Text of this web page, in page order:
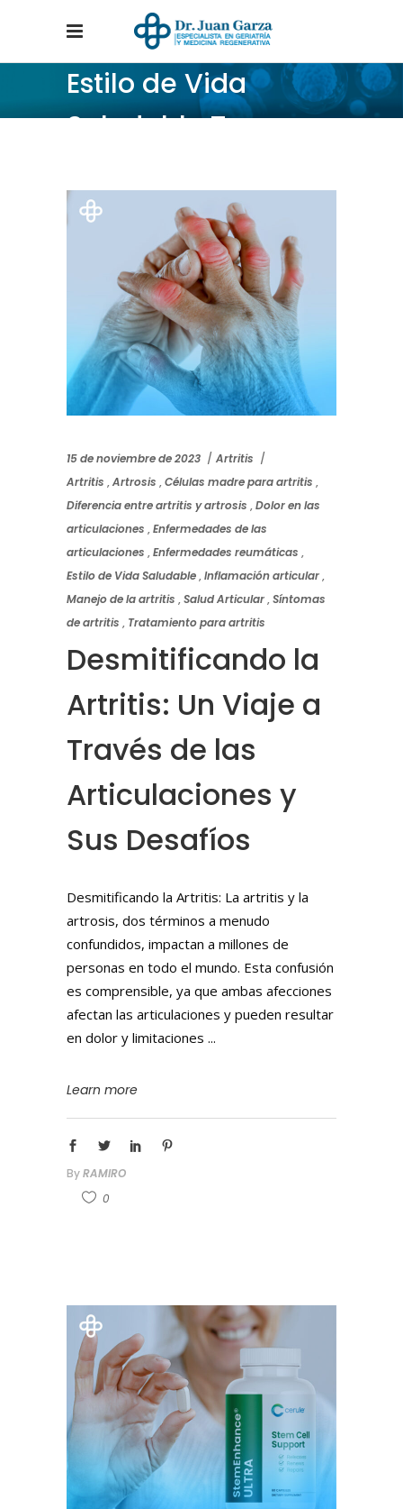
Estilo de Vida
Saludable Tag
15 de noviembre de 2023
Artritis
Artritis ,Artrosis ,Células madre para artritis ,
Diferencia entre artritis y artrosis ,Dolor en las
articulaciones ,Enfermedades de las
articulaciones ,Enfermedades reumáticas ,
Estilo de Vida Saludable,Inflamación articular,
Manejo de la artritis ,Salud Articular,Síntomas
de artritis , Tratamiento para artritis
Desmitificando la
Artritis: Un Viaje a
Través de las
Articulaciones y
Sus Desafíos
Desmitificando la Artritis: La artritis y la
artrosis, dos términos a menudo
confundidos, impactan a millones de
personas en todo el mundo. Esta confusión
es comprensible, ya que ambas afecciones
afectan las articulaciones y pueden resultar
en dolor y limitaciones
Learn more
ByRAMIRO
0